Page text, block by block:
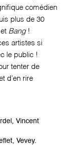
comédien
plus de 30
Bang!
artistes si
le public !
tenter de
d’en rire
Vincent
Vevey.